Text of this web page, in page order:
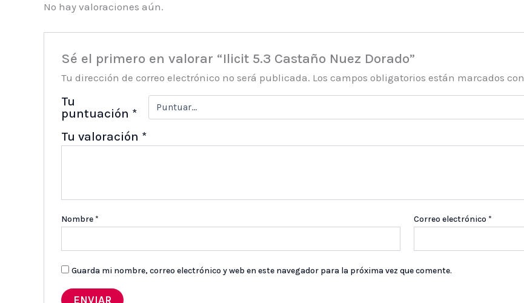
No hay valoraciones aún.
Sé el primero en valorar “Ilicit 5.3 Castaño Nuez Dorado”
Tu dirección de correo electrónico no será publicada. Los campos obligatorios están marcados con
Tu
puntuación *
Tu valoración *
Nombre * Correo electrónico *
Guarda mi nombre, correo electrónico y web en este navegador para la próxima vez que comente.